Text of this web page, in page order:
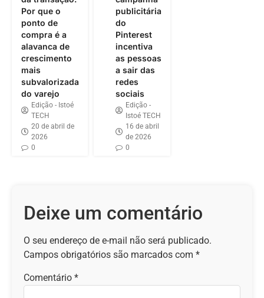
Por que o
ponto de
compra é a
alavanca de
crescimento
mais
subvalorizada
do varejo
Edição - Istoé
TECH
20 de abril de
2026
0
publicitária
do
Pinterest
incentiva
as pessoas
a sair das
redes
sociais
Edição -
Istoé TECH
16 de abril
de 2026
0
Deixe um comentário
O seu endereço de e-mail não será publicado.
Campos obrigatórios são marcados com *
Comentário *